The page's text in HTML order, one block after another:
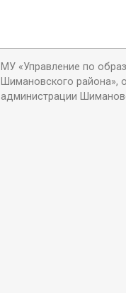
МУ «Управление по
Шимановского района»,
администрации